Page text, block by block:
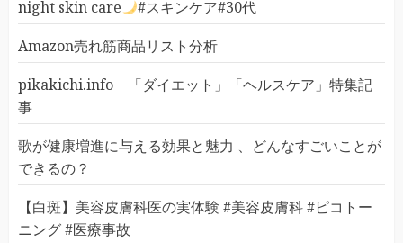
night skin care
#スキンケア#30代
Amazon売れ筋商品リスト分析
pikakichi.info 「ダイエット」「ヘルスケア」特集記
事
歌が健康増進に与える効果と魅力 、どんなすごいことが
できるの？
【白斑】美容皮膚科医の実体験 #美容皮膚科 #ピコトー
ニング #医療事故